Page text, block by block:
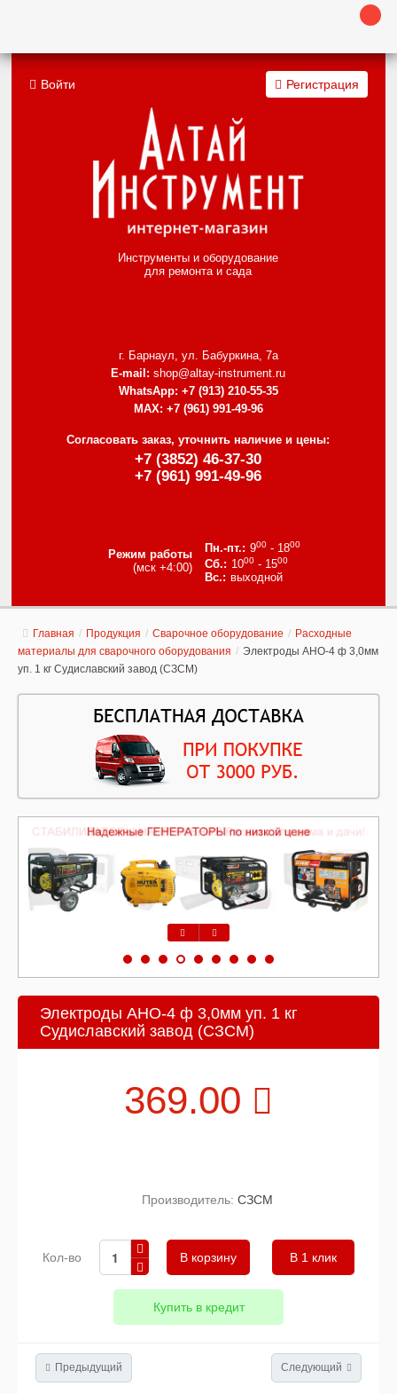
Инструменты и оборудование
для ремонта и сада
г. Барнаул, ул. Бабуркина, 7а
E-mail: shop@altay-instrument.ru
WhatsApp: +7 (913) 210-55-35
MAX: +7 (961) 991-49-96
Согласовать заказ, уточнить наличие и цены:
+7 (3852) 46-37-30
+7 (961) 991-49-96
Режим работы
(мск +4:00)
900- 1800
1000- 1500
выходной
Войти Регистрация
Главная / Продукция / Сварочное оборудование / Расходные
материалы для сварочного оборудования / Электроды АНО-4 ф 3,0мм
уп. 1 кг Судиславский завод (СЗСМ)
Электроды АНО-4 ф 3,0мм уп. 1 кг
Судиславский завод (СЗСМ)
369.00
Производитель: СЗСМ
Кол-во В 1 клик
Купить в кредит
Предыдущий Следующий